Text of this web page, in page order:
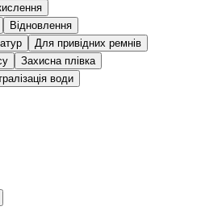
Відновлення
Для привідних ремнів
Захисна плівка
води